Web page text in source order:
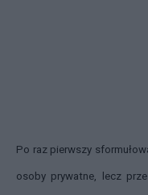
Po raz pierwszy
osoby prywatne, lecz